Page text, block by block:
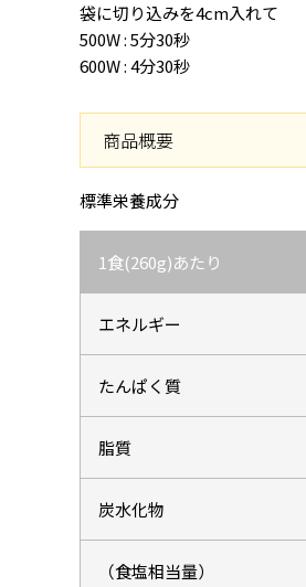
袋に切り込みを4cm入れて
500W : 5分30秒
600W : 4分30秒
商品概要
標準栄養成分
1食(260g)あたり
エネルギー
たんぱく質
脂質
炭水化物
（食塩相当量）